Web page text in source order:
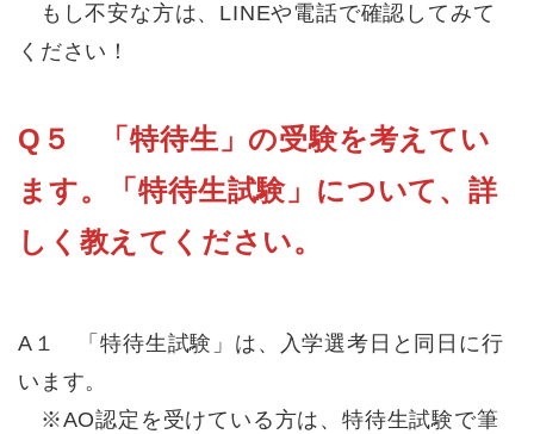
もし不安な方は、LINEや電話で確認してみて
ください！
Q５ 「特待生」の受験を考えてい
ます。「特待生試験」について、詳
しく教えてください。
A１ 「特待生試験」は、入学選考日と同日に行
います。
※AO認定を受けている方は、特待生試験で筆